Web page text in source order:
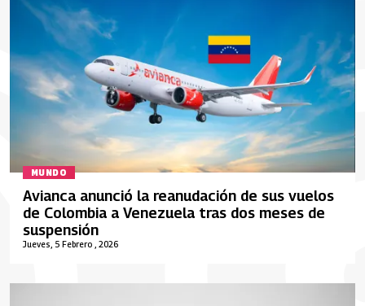
MUNDO
Jueves, 5 Febrero , 2026
Avianca anunció la reanudación de sus vuelos
de Colombia a Venezuela tras dos meses de
suspensión